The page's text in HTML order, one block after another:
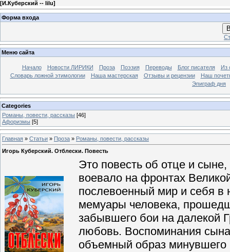
[И.Куберский -- lilu]
Форма входа
Меню сайта
Начало Новости ЛИРИКИ Проза Поэзия Переводы Блог писателя
Из
Словарь ложной этимологии
Наша мастерская Отзывы и рецензии
Наш
Эпиграф дня
Categories
Романы, повести, рассказы [46]
Афоризмы [5]
Главная » Статьи » Проза » Романы, повести, рассказы
Игорь Куберский. Отблески. Повесть
Это повесть об отце и
воевало на фронтах
послевоенный мир и себя в
мемуары человека,
забывшего бои на далекой
любовь. Воспоминания
объемный образ минувшего